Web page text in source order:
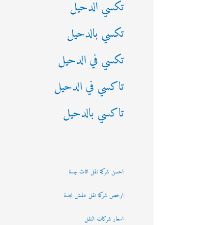
تكسي الدحيل
تكسي بالدحيل
تكسي في الدحيل
تاكسي في الدحيل
تاكسي بالدحيل
احسن شركة نقل اثاث جدة
ارخص شركة نقل عفش بجدة
اسعار شركات النقل